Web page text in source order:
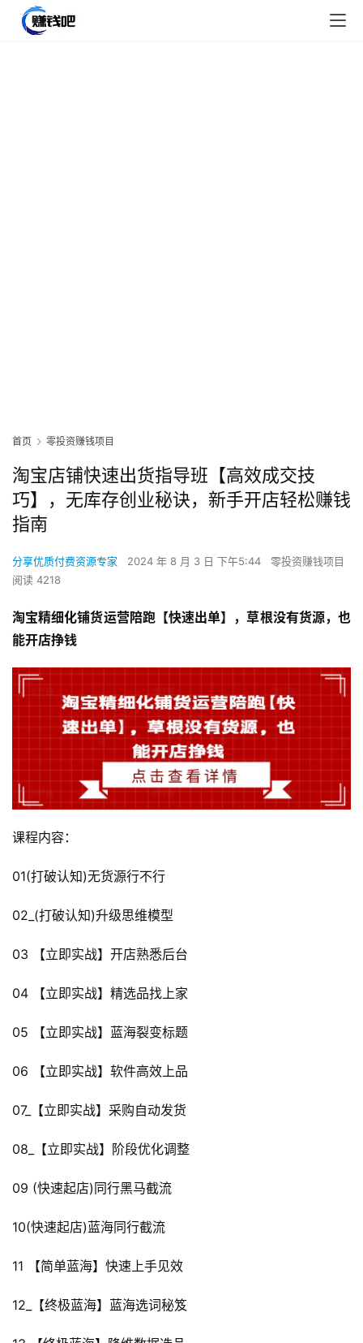
首页 零投资赚钱项目
淘宝店铺快速出货指导班【高效成交技
巧】，无库存创业秘诀，新手开店轻松赚钱
指南
分享优质付费资源专家 2024 年 8 月 3 日 下午5:44
零投资赚钱项目
阅读 4218
淘宝精细化铺货运营陪跑【快速出单】，草根没有货源，也
能开店挣钱
课程内容：
01(打破认知)无货源行不行
02_(打破认知)升级思维模型
03 【立即实战】开店熟悉后台
04 【立即实战】精选品找上家
05 【立即实战】蓝海裂变标题
06 【立即实战】软件高效上品
07_【立即实战】采购自动发货
08_【立即实战】阶段优化调整
09 (快速起店)同行黑马截流
10(快速起店)蓝海同行截流
11 【简单蓝海】快速上手见效
12_【终极蓝海】蓝海选词秘笈